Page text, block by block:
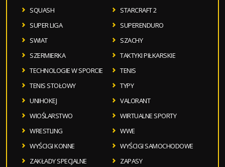
SQUASH
STARCRAFT 2
SUPER LIGA
SUPERENDURO
SWIAT
SZACHY
SZERMIERKA
TAKTYKI PIŁKARSKIE
TECHNOLOGIE W SPORCIE
TENIS
TENIS STOŁOWY
TYPY
UNIHOKEJ
VALORANT
WIOŚLARSTWO
WIRTUALNE SPORTY
WRESTLING
WWE
WYŚCIGI KONNE
WYŚCIGI SAMOCHODOWE
ZAKŁADY SPECJALNE
ZAPASY